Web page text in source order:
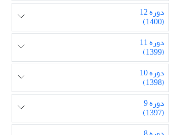
دوره 12
(1400)
دوره 11
(1399)
دوره 10
(1398)
دوره 9
(1397)